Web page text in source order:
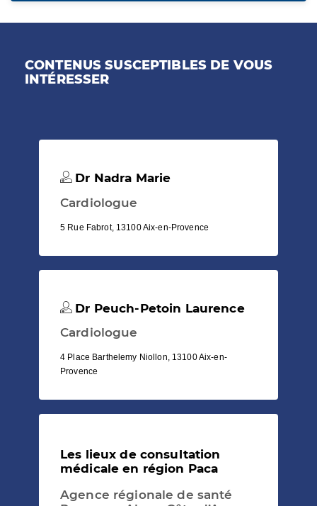
CONTENUS SUSCEPTIBLES DE VOUS
INTÉRESSER
Dr Nadra Marie
Cardiologue
5 Rue Fabrot, 13100 Aix-en-Provence
Dr Peuch-Petoin Laurence
Cardiologue
4 Place Barthelemy Niollon, 13100 Aix-en-
Provence
Les lieux de consultation
médicale en région Paca
Agence régionale de santé